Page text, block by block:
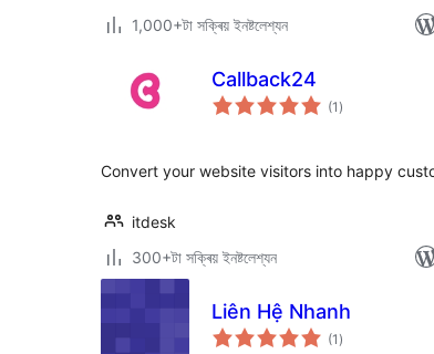
1,000+টা সক্ৰিয় ইনষ্টলেশ্যন
Callback24
(1 টা
মুঠ)
Convert your website visitors into happy
itdesk
300+টা সক্ৰিয় ইনষ্টলেশ্যন
Liên Hệ Nhanh
(1 টা
মুঠ)